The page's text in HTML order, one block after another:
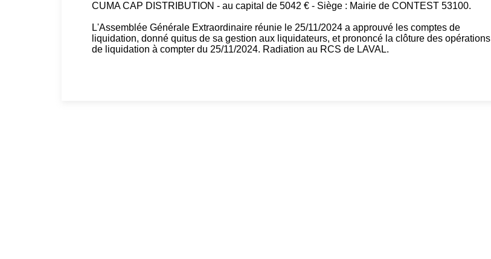
CUMA CAP DISTRIBUTION - au capital de 5042 € - Siège : Mairie de CONTEST 53100.
L'Assemblée Générale Extraordinaire réunie le 25/11/2024 a approuvé les comptes de
liquidation, donné quitus de sa gestion aux liquidateurs, et prononcé la clôture des opérations
de liquidation à compter du 25/11/2024. Radiation au RCS de LAVAL.